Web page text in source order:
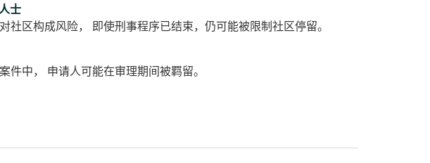
士
区构成风险， 即使刑事程序已结束，仍可能被限制社区停留。
中， 申请人可能在审理期间被羁留。